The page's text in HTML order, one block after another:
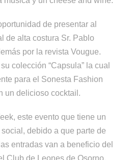
de presentar al
de alta costura Sr. Pablo
por la revista Vougue.
colección “Capsula” la cual
para el Sonesta Fashion
un delicioso cocktail.
este evento que tiene un
debido a que parte de
entradas van a beneficio del
Club de Leones de Osorno,